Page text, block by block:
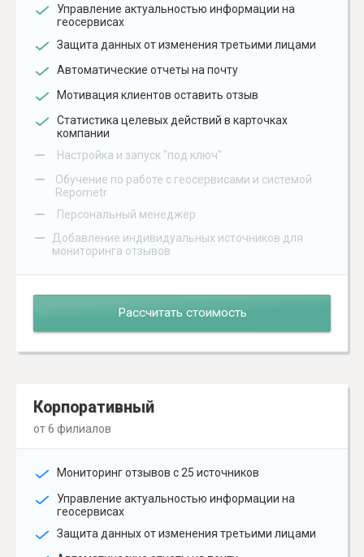
Управление актуальностью информации на
геосервисах
Защита данных от изменения третьими лицами
Автоматические отчеты на почту
Мотивация клиентов оставить отзыв
Статистика целевых действий в карточках
компании
– Настройка и запуск "под ключ"
–
Обучение по работе с геосервисами и системой
Repometr
– Персональный менеджер
–
Добавление индивидуальных источников для
мониторинга отзывов
Рассчитать стоимость
Корпоративный
от 6 филиалов
Мониторинг отзывов с 25 источников
Управление актуальностью информации на
геосервисах
Защита данных от изменения третьими лицами